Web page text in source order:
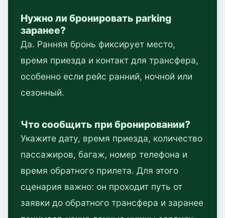
Нужно ли бронировать parking
заранее?
Да. Ранняя бронь фиксирует место,
время приезда и контакт для трансфера,
особенно если рейс ранний, ночной или
сезонный.
Что сообщить при бронировании?
Укажите дату, время приезда, количество
пассажиров, багаж, номер телефона и
время обратного прилета. Для этого
сценария важно: он проходит путь от
заявки до обратного трансфера и заранее